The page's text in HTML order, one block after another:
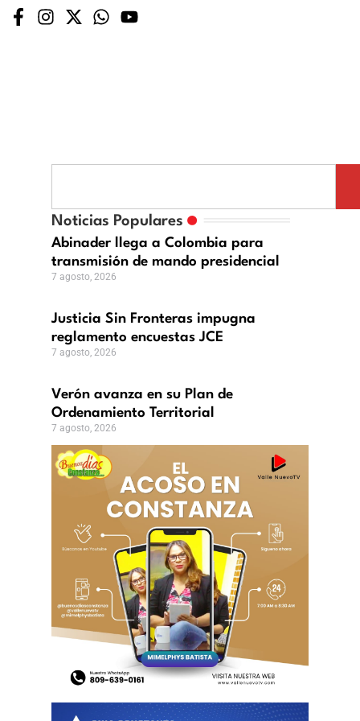
Noticias Populares
Abinader llega a Colombia para
transmisión de mando presidencial
7 agosto, 2026
Justicia Sin Fronteras impugna
reglamento encuestas JCE
7 agosto, 2026
Verón avanza en su Plan de
Ordenamiento Territorial
7 agosto, 2026